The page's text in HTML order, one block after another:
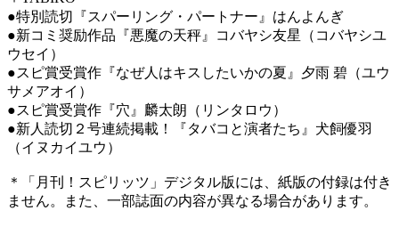
●特別読切『スパーリング・パートナー』はんよんぎ
●新コミ奨励作品『悪魔の天秤』コバヤシ友星（コバヤシユ
ウセイ）
●スピ賞受賞作『なぜ人はキスしたいかの夏』夕雨 碧（ユウ
サメアオイ）
●スピ賞受賞作『穴』麟太朗（リンタロウ）
●新人読切２号連続掲載！『タバコと演者たち』犬飼優羽
（イヌカイユウ）
＊「月刊！スピリッツ」デジタル版には、紙版の付録は付き
ません。また、一部誌面の内容が異なる場合があります。